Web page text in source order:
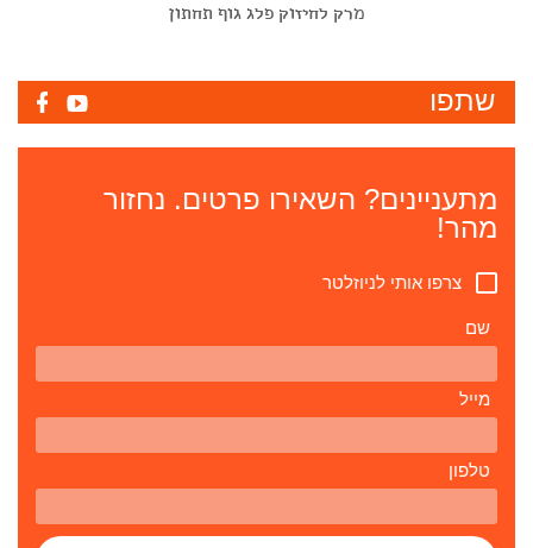
מרק לחיזוק פלג גוף תחתון
שתפו
מתעניינים? השאירו פרטים. נחזור
מהר!
צרפו אותי לניוזלטר
שם
מייל
טלפון